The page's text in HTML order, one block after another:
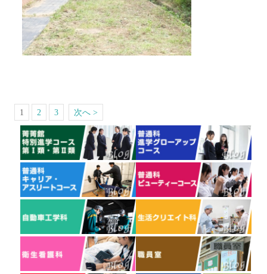
1 2 3 次へ >